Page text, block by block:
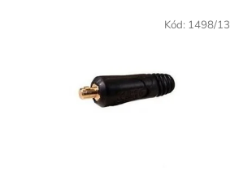
Kód: 1498/13